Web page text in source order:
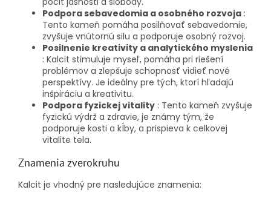
Podpora sebavedomia a osobného rozvoja :
Tento kameň pomáha posilňovať sebavedomie,
zvyšuje vnútornú silu a podporuje osobný rozvoj.
Posilnenie kreativity a analytického myslenia
: Kalcit stimuluje myseľ, pomáha pri riešení
problémov a zlepšuje schopnosť vidieť nové
perspektívy. Je ideálny pre tých, ktorí hľadajú
inšpiráciu a kreativitu.
Podpora fyzickej vitality : Tento kameň zvyšuje
fyzickú výdrž a zdravie, je známy tým, že
podporuje kosti a kĺby, a prispieva k celkovej
vitalite tela.
Znamenia zverokruhu
Kalcit je vhodný pre nasledujúce znamenia: